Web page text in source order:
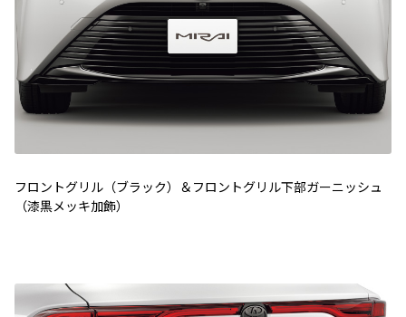
フロントグリル（ブラック）＆フロントグリル下部ガーニッシュ
（漆黒メッキ加飾）